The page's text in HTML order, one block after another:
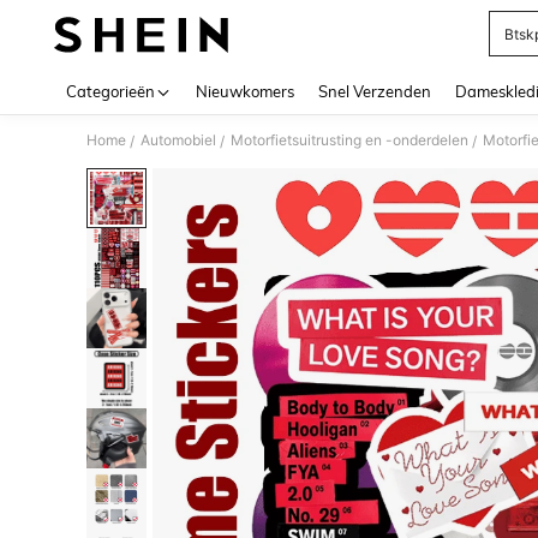
Categorieën Nieuwkomers Snel Verzenden
Home / Automobiel / Motorfietsuitrusting en -onderdelen /